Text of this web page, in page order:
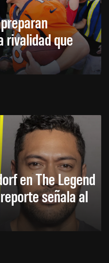
rivalidad que
en The Legend
señala al